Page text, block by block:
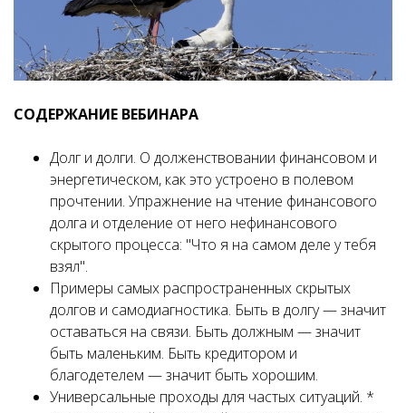
СОДЕРЖАНИЕ ВЕБИНАРА
Долг и долги. О долженствовании финансовом и
энергетическом, как это устроено в полевом
прочтении. Упражнение на чтение финансового
долга и отделение от него нефинансового
скрытого процесса: "Что я на самом деле у тебя
взял".
Примеры самых распространенных скрытых
долгов и самодиагностика. Быть в долгу — значит
оставаться на связи. Быть должным — значит
быть маленьким. Быть кредитором и
благодетелем — значит быть хорошим.
Универсальные проходы для частых ситуаций. *